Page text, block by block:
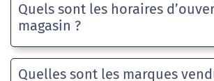
Quels sont les horaires
magasin ?
Quelles sont les marques